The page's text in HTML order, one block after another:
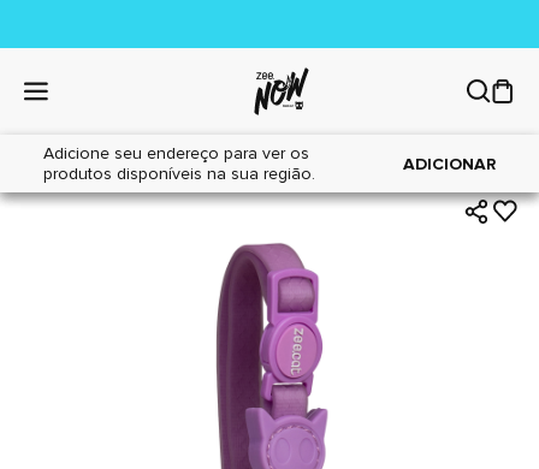
Adicione seu endereço para ver os
produtos disponíveis na sua região.
ADICIONAR
Home|Gatos|Acessórios